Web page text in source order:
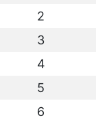
2
3
4
5
6